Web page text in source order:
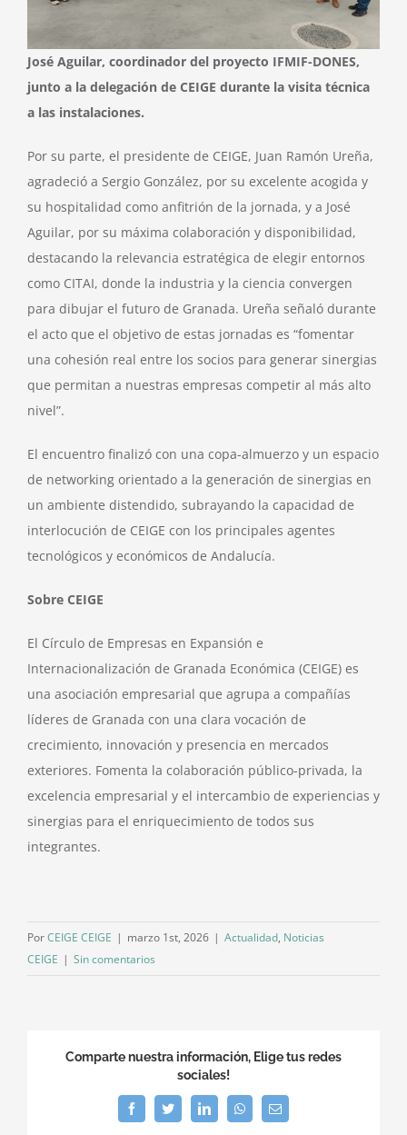
José Aguilar, coordinador del proyecto IFMIF-DONES,
junto a la delegación de CEIGE durante la visita técnica
a las instalaciones.
Por su parte, el presidente de CEIGE, Juan Ramón Ureña,
agradeció a Sergio González, por su excelente acogida y
su hospitalidad como anfitrión de la jornada, y a José
Aguilar, por su máxima colaboración y disponibilidad,
destacando la relevancia estratégica de elegir entornos
como CITAI, donde la industria y la ciencia convergen
para dibujar el futuro de Granada. Ureña señaló durante
el acto que el objetivo de estas jornadas es “fomentar
una cohesión real entre los socios para generar sinergias
que permitan a nuestras empresas competir al más alto
nivel”.
El encuentro finalizó con una copa-almuerzo y un espacio
de networking orientado a la generación de sinergias en
un ambiente distendido, subrayando la capacidad de
interlocución de CEIGE con los principales agentes
tecnológicos y económicos de Andalucía.
Sobre CEIGE
El Círculo de Empresas en Expansión e
Internacionalización de Granada Económica (CEIGE) es
una asociación empresarial que agrupa a compañías
líderes de Granada con una clara vocación de
crecimiento, innovación y presencia en mercados
exteriores. Fomenta la colaboración público-privada, la
excelencia empresarial y el intercambio de experiencias y
sinergias para el enriquecimiento de todos sus
integrantes.
PorCEIGE CEIGE | marzo 1st, 2026 | Actualidad, Noticias
CEIGE | Sin comentarios
Comparte nuestra información, Elige tus redes
sociales!
FacebookTwitterLinkedInWhatsAppCorreo
electrónico